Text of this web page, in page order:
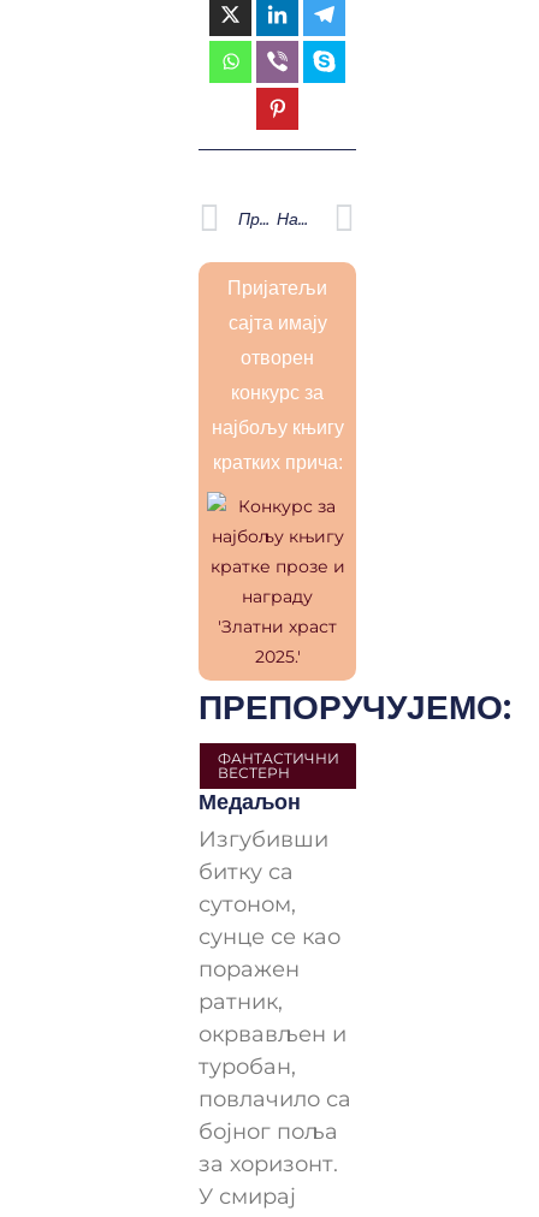
Prev
Претходна Наредна
Next
Пријатељи
сајта имају
отворен
конкурс за
најбољу књигу
кратких прича:
ПРЕПОРУЧУЈЕМО:
ФАНТАСТИЧНИ
ВЕСТЕРН
Медаљон
Изгубивши
битку са
сутоном,
сунце се као
поражен
ратник,
окрвављен и
туробан,
повлачило са
бојног поља
за хоризонт.
У смирај